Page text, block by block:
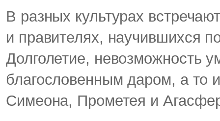
В разных культурах
и правителях, научившихся
Долголетие, невозможность
благословенным даром, а то
Симеона, Прометея и